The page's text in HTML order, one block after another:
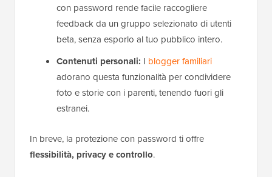
con password rende facile raccogliere
feedback da un gruppo selezionato di utenti
beta, senza esporlo al tuo pubblico intero.
Contenuti personali: I blogger familiari
adorano questa funzionalità per condividere
foto e storie con i parenti, tenendo fuori gli
estranei.
In breve, la protezione con password ti offre
flessibilità, privacy e controllo.